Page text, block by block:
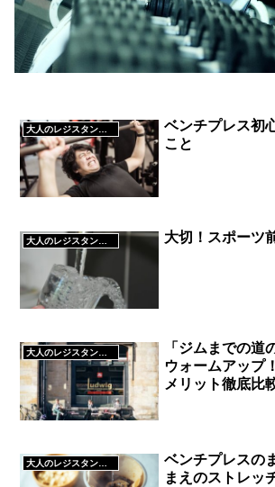
大人のレジスタンストレーニング
ベンチプレス初
こと
大人のレジスタンストレーニング 大切！スポーツ
大人のレジスタンストレーニング
「ジムまでの道
ウォームアップ
メリット徹底比
大人のレジスタンストレーニング
ベンチプレスの
まえのストレッ